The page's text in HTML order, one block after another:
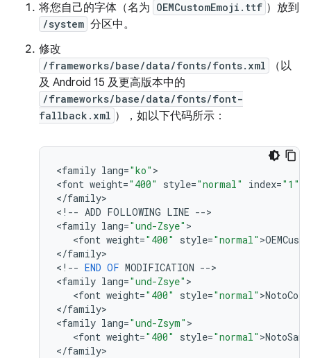
将您自己的字体（名为 OEMCustomEmoji.ttf ）放到
/system 分区中。
修改
/frameworks/base/data/fonts/fonts.xml
（以
及 Android 15 及更高版本中的
/frameworks/base/data/fonts/font-
fallback.xml ），如以下代码所示：
<family lang="ko" >
<font weight="400" style="normal" index="1"
</family>
< ! -- ADD FOLLOWING LINE -->
<family lang="und-Zsye" >
   <
font weight="400" style="normal" >
</family>
< ! -- END OF MODIFICATION -->
<family lang="und-Zsye" >
   <
font weight="400" style="normal" >
</family>
<family lang="und-Zsym" >
   <
font weight="400" style="normal" >
</family